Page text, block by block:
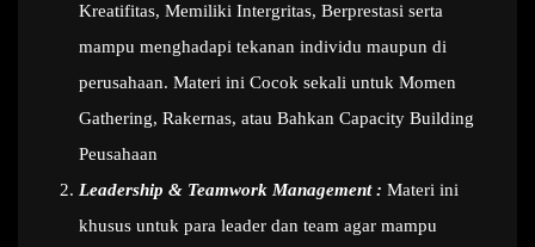
Kreatifitas, Memiliki Intergritas, Berprestasi serta
mampu menghadapi tekanan individu maupun di
perusahaan. Materi ini Cocok sekali untuk Momen
Gathering, Rakernas, atau Bahkan Capacity Building
Peusahaan
Leadership & Teamwork Management : Materi ini
khusus untuk para leader dan team agar mampu